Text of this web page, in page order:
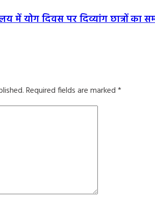
में योग दिवस पर दिव्यांग छात्रों का
Required fields are marked*